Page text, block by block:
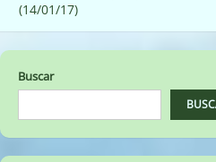
entradas
(14/01/17)
Buscar